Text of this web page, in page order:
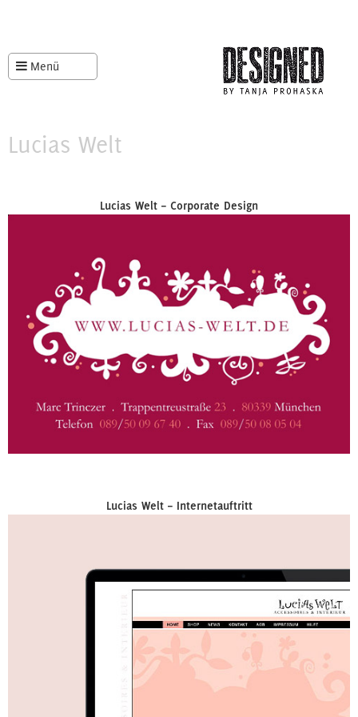
Menü
Lucias Welt
Lucias Welt – Corporate Design
Lucias Welt – Internetauftritt